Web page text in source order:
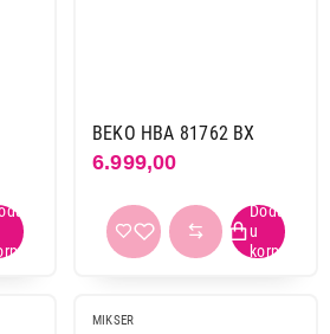
BEKO HBA 81762 BX
6.999,00
MIKSER